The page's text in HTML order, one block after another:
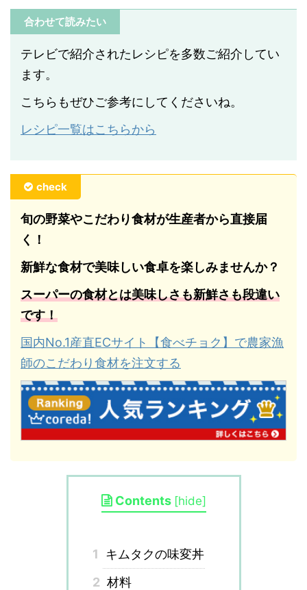
合わせて読みたい
テレビで紹介されたレシピを多数ご紹介してい
ます。
こちらもぜひご参考にしてくださいね。
レシピ一覧はこちらから
check
旬の野菜やこだわり食材が生産者から直接届
く！
新鮮な食材で美味しい食卓を楽しみませんか？
スーパーの食材とは美味しさも新鮮さも段違い
です！
国内No.1産直ECサイト【食べチョク】で農家漁
師のこだわり食材を注文する
Contents [hide]
1
キムタクの味変丼
2 材料